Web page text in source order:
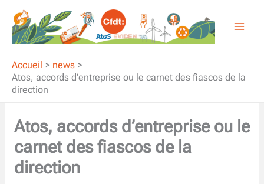
contenu
Accueil
news
Atos, accords d’entreprise ou le carnet des fiascos de la
direction
Atos, accords d’entreprise ou le
carnet des fiascos de la
direction